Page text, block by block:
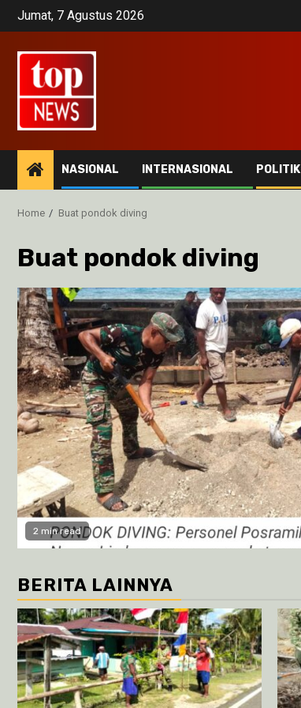
SkipJumat, 7 Agustus 2026
NASIONAL INTERNASIONAL POLITIK
Home Buat pondok diving
Buat pondok diving
2 min read
BERITA LAINNYA